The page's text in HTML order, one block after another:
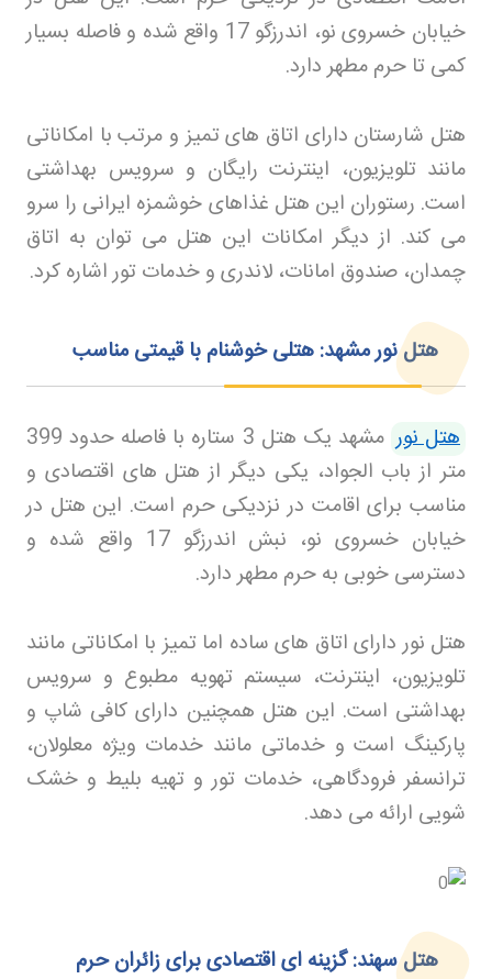
خیابان خسروی نو، اندرزگو 17 واقع شده و فاصله بسیار
کمی تا حرم مطهر دارد.
هتل شارستان دارای اتاق های تمیز و مرتب با امکاناتی
مانند تلویزیون، اینترنت رایگان و سرویس بهداشتی
است. رستوران این هتل غذاهای خوشمزه ایرانی را سرو
می کند. از دیگر امکانات این هتل می توان به اتاق
چمدان، صندوق امانات، لاندری و خدمات تور اشاره کرد.
هتل نور مشهد: هتلی خوشنام با قیمتی مناسب
هتل نور
مشهد یک هتل 3 ستاره با فاصله حدود 399
متر از باب الجواد، یکی دیگر از هتل های اقتصادی و
مناسب برای اقامت در نزدیکی حرم است. این هتل در
خیابان خسروی نو، نبش اندرزگو 17 واقع شده و
دسترسی خوبی به حرم مطهر دارد.
هتل نور دارای اتاق های ساده اما تمیز با امکاناتی مانند
تلویزیون، اینترنت، سیستم تهویه مطبوع و سرویس
بهداشتی است. این هتل همچنین دارای کافی شاپ و
پارکینگ است و خدماتی مانند خدمات ویژه معلولان،
ترانسفر فرودگاهی، خدمات تور و تهیه بلیط و خشک
شویی ارائه می دهد.
هتل سهند: گزینه ای اقتصادی برای زائران حرم